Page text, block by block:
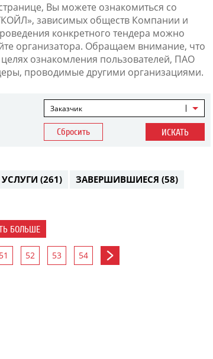
Вы можете ознакомиться со
зависимых обществ Компании и
конкретного тендера можно
организатора. Обращаем внимание, что
ознакомления пользователей, ПАО
проводимые другими организациями.
Заказчик
Сбросить ИСКАТЬ
УСЛУГИ (261) ЗАВЕРШИВШИЕСЯ (58)
БОЛЬШЕ
51 52 53 54